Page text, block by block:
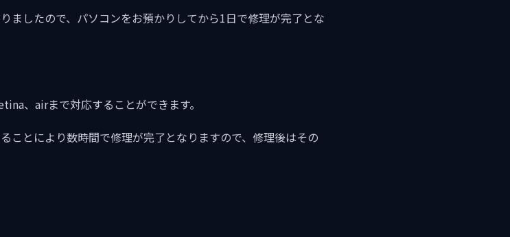
ましたので、パソコンをお預かりしてから1日で修理が完了とな
、airまで対応することができます。
ことにより数時間で修理が完了となりますので、修理後はその